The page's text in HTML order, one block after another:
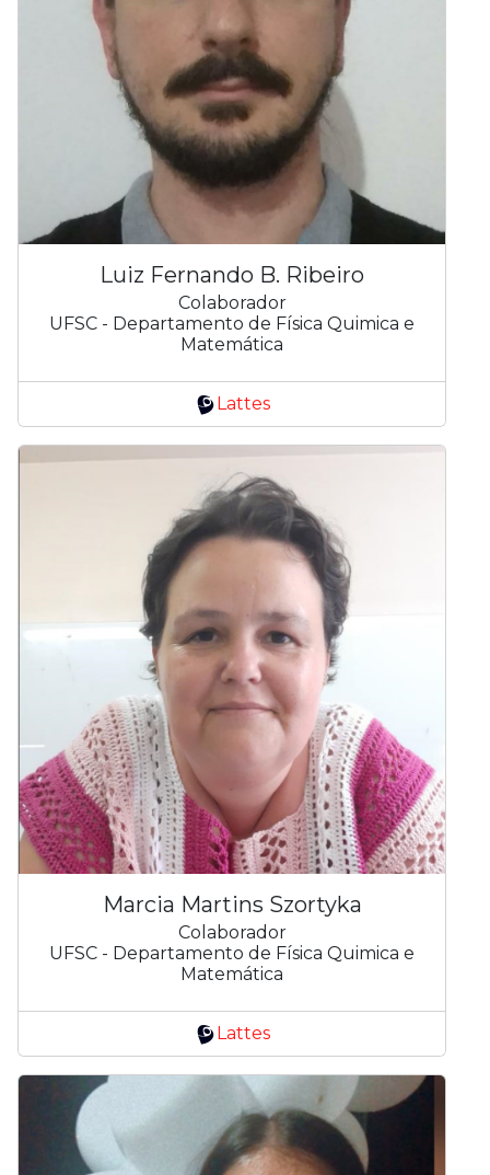
Luiz Fernando B. Ribeiro
Colaborador
UFSC - Departamento de Física Quimica e
Matemática
Lattes
Marcia Martins Szortyka
Colaborador
UFSC - Departamento de Física Quimica e
Matemática
Lattes